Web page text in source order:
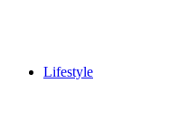
Lifestyle